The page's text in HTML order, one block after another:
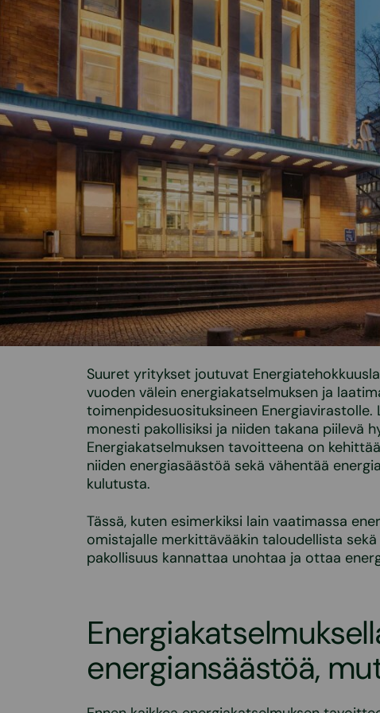
Suuret yritykset joutuvat
vuoden välein energiakatselmuksen ja
toimenpidesuosituksineen
monesti pakollisiksi ja niiden takana piilevä
Energiakatselmuksen tavoitteena on
niiden energiasäästöä sekä vähentää
kulutusta.
Tässä, kuten esimerkiksi lain vaatimassa
omistajalle merkittävääkin taloudellista
pakollisuus kannattaa unohtaa ja ottaa
energiansäästöä,